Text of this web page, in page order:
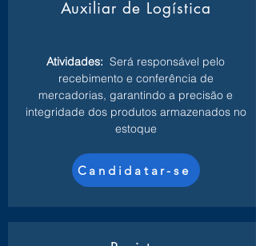
Auxiliar de Logística
Atividades: Será responsável pelo
recebimento e conferência de
mercadorias, garantindo a precisão e
integridade dos produtos armazenados no
estoque
Candidatar-se